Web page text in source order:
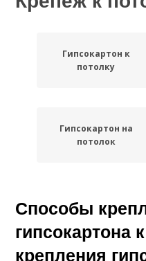
Гипсокартон к
потолку
Гипсокартон на
потолок
Способы
гипсокартона
крепления